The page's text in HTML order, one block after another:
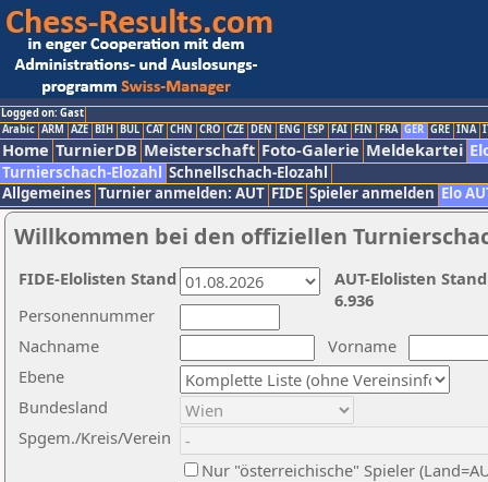
Logged on: Gast
Arabic ARM AZE BIH BUL CAT CHN CRO CZE DEN ENG ESP FAI FIN FRA GER GRE INA
Home TurnierDB Meisterschaft Foto-Galerie Meldekartei
Turnierschach-Elozahl Schnellschach-Elozahl
Allgemeines Turnier anmelden: AUT FIDE Spieler anmelden Elo
Willkommen bei den offiziellen
Nachname
Vorname
Ebene
Personennummer
Bundesland
Spgem./Kreis/Verein
Nur "österreichische" Spieler
AUT-Elolisten
6.936
FIDE-Elolisten Stand